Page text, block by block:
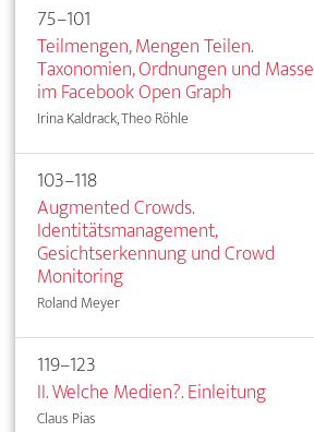
75–101
Teilmengen, Mengen Teilen.
Taxonomien, Ordnungen und
im Facebook Open Graph
Irina Kaldrack, Theo Röhle
103–118
Augmented Crowds.
Identitätsmanagement,
Gesichtserkennung und Crowd
Monitoring
Roland Meyer
119–123
II. Welche Medien?. Einleitung
Claus Pias